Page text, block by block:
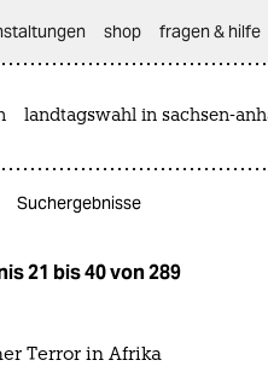
shop fragen & hilfe
landtagswahl in sachsen-
Suchergebnisse
21 bis 40 von 289
Terror in Afrika